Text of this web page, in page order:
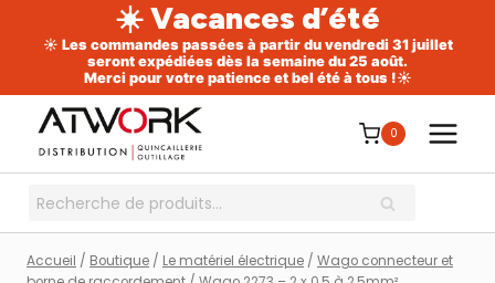
☀️ Vacances d’été
☀️ Les commandes passées à partir du vendredi 31 juillet
seront expédiées dès la semaine du 25 août.
Merci pour votre patience et bel été à tous !☀️
contenu
0
Recherche
RECHERCHE
Accueil / Boutique / Le matériel électrique / Wago connecteur et